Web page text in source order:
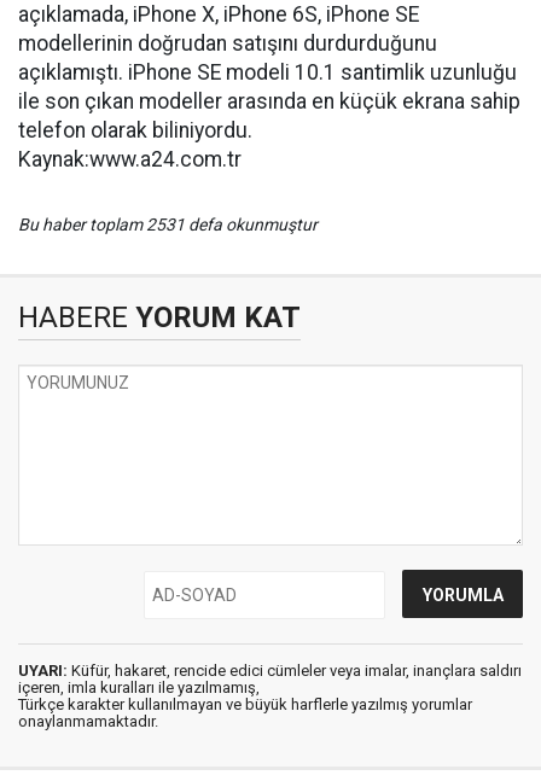
açıklamada, iPhone X, iPhone 6S, iPhone SE
modellerinin doğrudan satışını durdurduğunu
açıklamıştı. iPhone SE modeli 10.1 santimlik uzunluğu
ile son çıkan modeller arasında en küçük ekrana sahip
telefon olarak biliniyordu.
Kaynak:www.a24.com.tr
Bu haber toplam 2531 defa okunmuştur
HABERE YORUM KAT
UYARI: Küfür, hakaret, rencide edici cümleler veya imalar, inançlara saldırı
içeren, imla kuralları ile yazılmamış,
Türkçe karakter kullanılmayan ve büyük harflerle yazılmış yorumlar
onaylanmamaktadır.